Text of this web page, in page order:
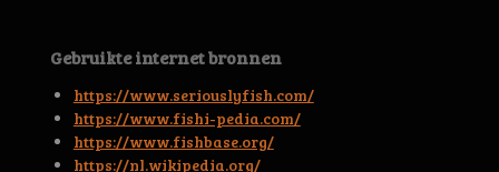
Gebruikte internet bronnen
https://www.seriouslyfish.com/
https://www.fishi-pedia.com/
https://www.fishbase.org/
https://nl.wikipedia.org/